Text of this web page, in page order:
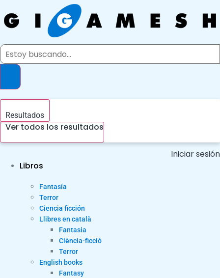
al
contenido
Search
Resultados
Ver todos los resultados
Iniciar sesión
Libros
Fantasía
Terror
Ciencia ficción
Llibres en català
Fantasia
Ciència-ficció
Terror
English books
Fantasy